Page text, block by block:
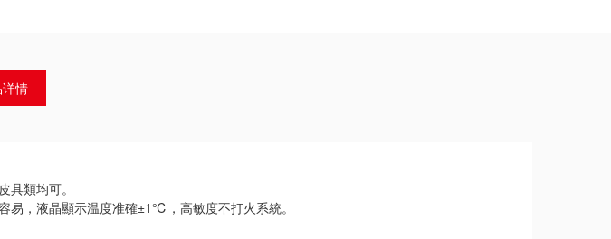
情
類均可。
易，液晶顯示温度准確±1℃，高敏度不打火系統。